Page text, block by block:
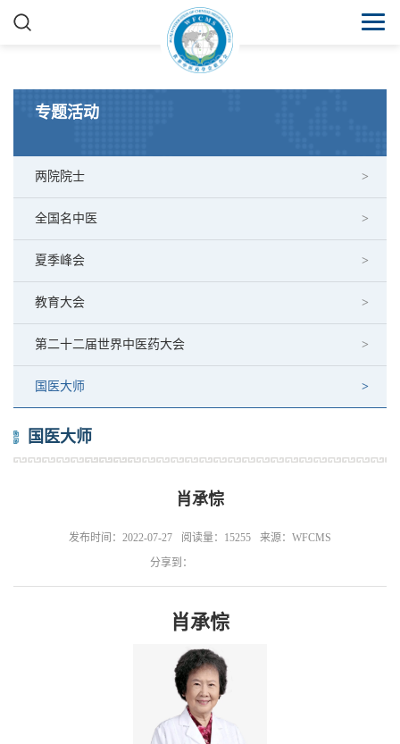
专题活动
两院院士
全国名中医
夏季峰会
教育大会
第二十二届世界中医药大会
国医大师
国医大师
肖承悰
发布时间：2022-07-27 阅读量：15255
来源：WFCMS
分享到：
肖承悰